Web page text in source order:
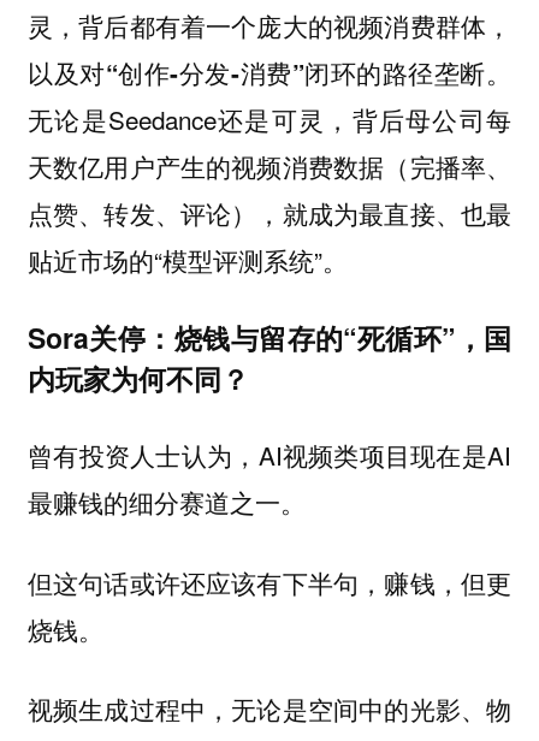
灵，背后都有着一个庞大的视频消费群体，
以及对“创作-分发-消费”闭环的路径垄断。
无论是Seedance还是可灵，背后母公司每
天数亿用户产生的视频消费数据（完播率、
点赞、转发、评论），就成为最直接、也最
贴近市场的“模型评测系统”。
Sora关停：烧钱与留存的“死循环”，国
内玩家为何不同？
曾有投资人士认为，AI视频类项目现在是AI
最赚钱的细分赛道之一。
但这句话或许还应该有下半句，赚钱，但更
烧钱。
视频生成过程中，无论是空间中的光影、物